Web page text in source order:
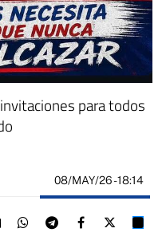
para todos
08/MAY/26- 18:14